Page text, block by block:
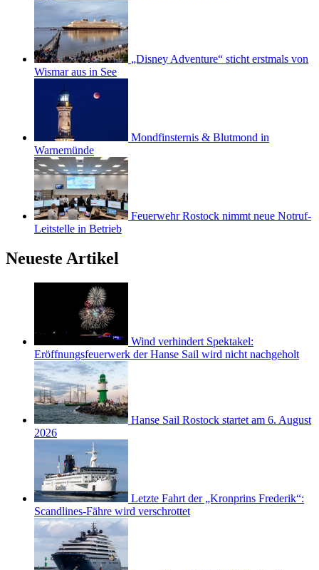
„Disney Adventure“ sticht erstmals von
Wismar aus in See
Mondfinsternis & Blutmond in
Warnemünde
Feuerwehr Rostock nimmt neue Notruf-
Leitstelle in Betrieb
Neueste Artikel
Wind verhindert Spektakel:
Eröffnungsfeuerwerk der Hanse Sail wird nicht nachgeholt
Hanse Sail Rostock startet am 6. August
2026
Letzte Fahrt der „Kronprins Frederik“:
Scandlines-Fähre wird verschrottet